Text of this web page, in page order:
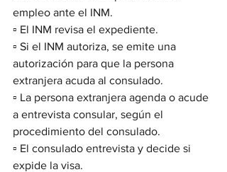
empleo ante el INM.
▫️ El INM revisa el expediente.
▫️ Si el INM autoriza, se emite una
autorización para que la persona
extranjera acuda al consulado.
▫️ La persona extranjera agenda o acude
a entrevista consular, según el
procedimiento del consulado.
▫️ El consulado entrevista y decide si
expide la visa.